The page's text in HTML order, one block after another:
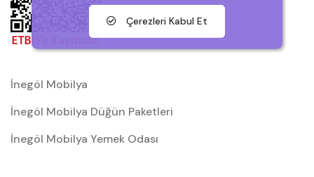
İnegöl Mobilya
İnegöl Mobilya Düğün Paketleri
İnegöl Mobilya Yemek Odası
Çerezleri Kabul Et